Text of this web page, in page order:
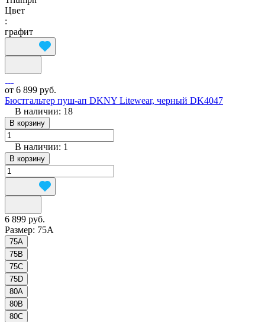
Цвет
:
графит
от 6 899 руб.
Бюстгальтер пуш-ап DKNY Litewear, черный DK4047
В наличии: 18
В корзину
В наличии: 1
В корзину
6 899 руб.
Размер: 75A
75A
75B
75C
75D
80A
80B
80C